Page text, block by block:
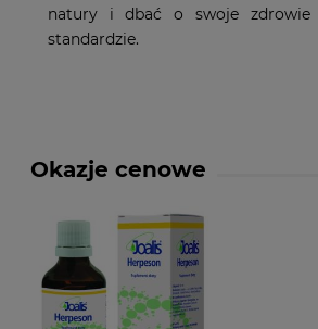
natury i dbać o swoje zdrowie
standardzie.
Okazje cenowe